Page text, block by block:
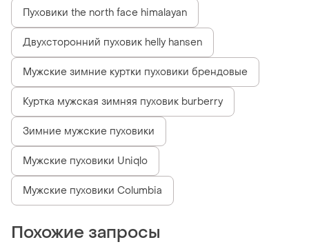
Пуховики the north face himalayan
Двухсторонний пуховик helly hansen
Мужские зимние куртки пуховики брендовые
Куртка мужская зимняя пуховик burberry
Зимние мужские пуховики
Мужские пуховики Uniqlo
Мужские пуховики Columbia
Похожие запросы